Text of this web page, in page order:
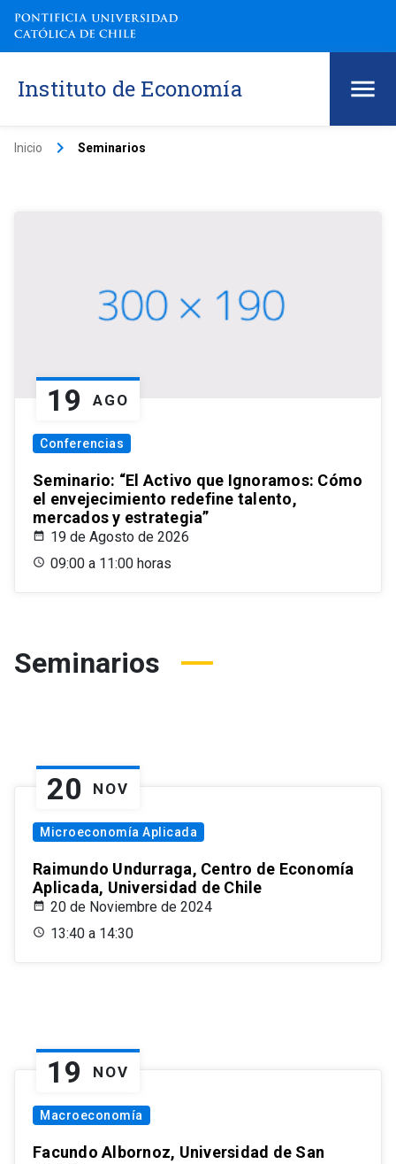
Instituto de Economía
Inicio keyboard_arrow_right Seminarios
19 AGO
Conferencias
Seminario: “El Activo que Ignoramos: Cómo
el envejecimiento redefine talento,
mercados y estrategia”
19 de Agosto de 2026
09:00 a 11:00 horas
Seminarios
20 NOV
Microeconomía Aplicada
Raimundo Undurraga, Centro de Economía
Aplicada, Universidad de Chile
20 de Noviembre de 2024
13:40 a 14:30
19 NOV
Macroeconomía
Facundo Albornoz, Universidad de San